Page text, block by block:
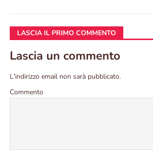
LASCIA IL PRIMO COMMENTO
Lascia un commento
L'indirizzo email non sarà pubblicato.
Commento